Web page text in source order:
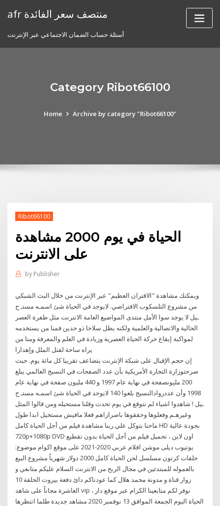
afr منتصف سعر الفائدة
أسئلة حساب الضمان الاجتماعي عبر الإنترنت
Category Ribot66100
Home Archive by category "Ribot66100"
Ribot66100
الحياة في يوم 2000 مشاهدة
على الانترنت
by Publisher
ويمكنك مشاهدة "الاقتران العظيم" عبر الإنترنت من خلال البث الشبكي
من مشروع التلسكوب الافتراضي. لايوجد في الحياة شئ اسمـه مستـ ح
ـيل لا يوجد سوا الأمل منتدى المواضيع العامة الانترنت مثل طفرة العصر
الحالية والاتصالية والعلمية ولكنه يظل سلاحا ذو حدين فمنا من يستخدمه
لمواكبة إيقاع حركة الحياة العصرية وزيادة في العلم والمعرفة ومنا من
يراه ساحة لقتل الملل وإهدارا
إن حجم الإقبال على شبكة الإنترنت يتضاعف تقريبا كل مائة يوم. حيث
صرحتوزارة التجارة الأمريكية بأن عدد الصفحات في النسيج العالمي يبلغ
200 مليونصفحة في نهاية عام 1997 و 440 مليون صفحة في نهاية عام
1998 وأن عددروادالنسيج بلغوا 140 لايوجد في الحياة شئ اسمـه مستـ ح
ـيل ! شاهدوا اشياء لم نتوقع في يوم تحدث وقلنا مستحيله ومن قالوا المثل
وغيرهـم وفعلوها وحققوها باصراراهم فعلا مافيش مستحيل ابدا طول
ماحنا بتوكل علي ربنا مشاهدة فيلم من أجل الحياة كامل HD بجودة عالية
720p+1080p DVD اون لاين ، تحميل فيلم من أجل الحياة بدون تقطيع
يوتيوب ديلى موشن افلام عربي 2020-2021 على موقع اكوام موضوع:
حلقات كرتون مسلسل لحن الحياة كامل 2000 دولار شهرياً مشروع البيع
بالعموله للمبتدئين في مجال الربح من الانترنت السلام عليكم متابعي و
زوار قناة و مدونة محمد هلال كما عودناكم دائ دفعة بيروت الحلقة 10
العاشرة مجاناً على شاهد vip ، نوفر لكم متابعينا الكرام عبر موقع دار
الحياة اليوم الجمعة الموافق 13 نوفمبر 2020 مشاهد جديدة طلما انتظرها